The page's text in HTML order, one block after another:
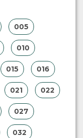
005
010
015 016
021 022
027
032